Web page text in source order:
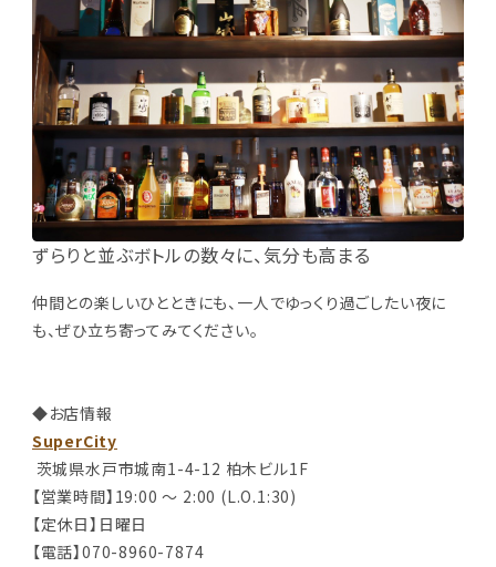
ずらりと並ぶボトルの数々に、気分も高まる
仲間との楽しいひとときにも、一人でゆっくり過ごしたい夜に
も、ぜひ立ち寄ってみてください。
◆お店情報
SuperCity
茨城県水戸市城南1-4-12 柏木ビル1F
【営業時間】19:00 ～ 2:00 (L.O.1:30)
【定休日】日曜日
【電話】070-8960-7874